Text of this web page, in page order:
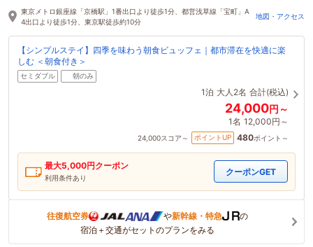
東京メトロ銀座線「京橋駅」1番出口より徒歩1分、都営浅草線「宝町」A
4出口より徒歩1分、東京駅徒歩約10分
地図・アクセス
【シンプルステイ】四季を味わう朝食ビュッフェ｜都市滞在を快適に楽
しむ ＜朝食付き＞
セミダブル 朝のみ
1泊 大人2名 合計(税込)
24,000円～
1名 12,000円～
24,000スコア～ ポイントUP 480ポイント～
最大5,000円クーポン
利用条件あり
クーポンGET
往復航空券 や新幹線・特急
の
宿泊＋交通がセットのプランをみる